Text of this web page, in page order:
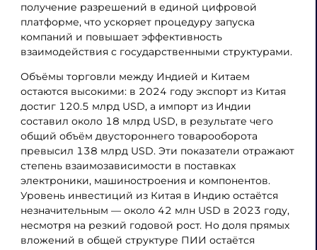
получение разрешений в единой цифровой
платформе, что ускоряет процедуру запуска
компаний и повышает эффективность
взаимодействия с государственными структурами.
Объёмы торговли между Индией и Китаем
остаются высокими: в 2024 году экспорт из Китая
достиг 120.5 млрд USD, а импорт из Индии
составил около 18 млрд USD, в результате чего
общий объём двустороннего товарооборота
превысил 138 млрд USD. Эти показатели отражают
степень взаимозависимости в поставках
электроники, машиностроения и компонентов.
Уровень инвестиций из Китая в Индию остаётся
незначительным — около 42 млн USD в 2023 году,
несмотря на резкий годовой рост. Но доля прямых
вложений в общей структуре ПИИ остаётся